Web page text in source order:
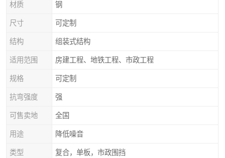
材质 钢
尺寸 可定制
结构 组装式结构
适用范围 房建工程、地铁工程、市政工程
规格 可定制
抗弯强度 强
可售卖地 全国
用途 降低噪音
类型 复合，单板，市政围挡